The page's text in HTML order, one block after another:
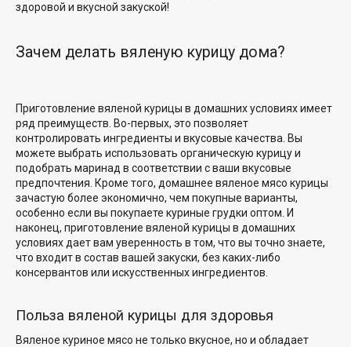
здоровой и вкусной закуской!
Зачем делать вяленую курицу дома?
Приготовление вяленой курицы в домашних условиях имеет
ряд преимуществ. Во-первых, это позволяет
контролировать ингредиенты и вкусовые качества. Вы
можете выбрать использовать органическую курицу и
подобрать маринад в соответствии сваши вкусовые
предпочтения. Кроме того, домашнее вяленое мясо курицы
зачастую более экономично, чем покупные варианты,
особенно если вы покупаете куриные грудки оптом. И
наконец, приготовление вяленой курицы в домашних
условиях дает вам уверенность в том, что вы точно знаете,
что входит в состав вашей закуски, без каких-либо
консервантов или искусственных ингредиентов.
Польза вяленой курицы для здоровья
Вяленое куриное мясо не только вкусное, но и обладает